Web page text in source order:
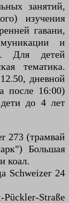
занятий,
изучения
гавани,
и
Для детей
тематика.
дневной
после 16:00)
до 4 лет
273 (трамвай
Большая
коал.
Schweizer 24
Straße